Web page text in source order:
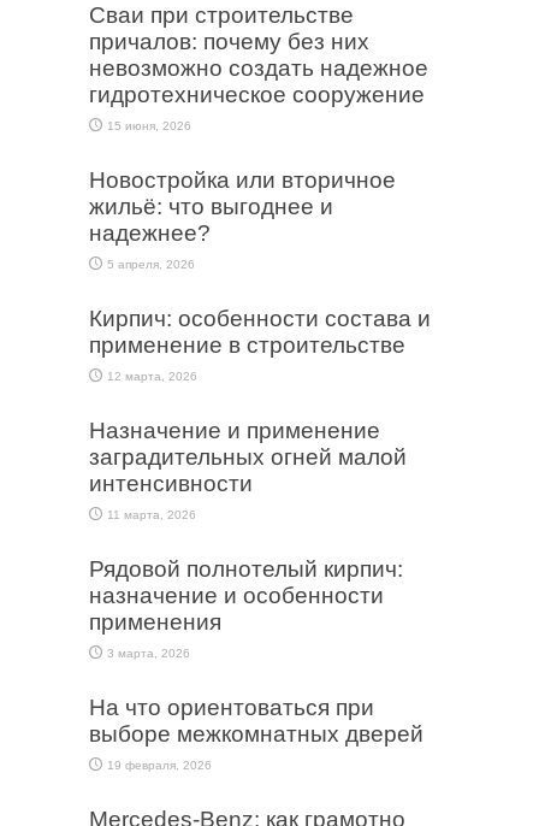
Сваи при строительстве
причалов: почему без них
невозможно создать надежное
гидротехническое сооружение
15 июня, 2026
Новостройка или вторичное
жильё: что выгоднее и
надежнее?
5 апреля, 2026
Кирпич: особенности состава и
применение в строительстве
12 марта, 2026
Назначение и применение
заградительных огней малой
интенсивности
11 марта, 2026
Рядовой полнотелый кирпич:
назначение и особенности
применения
3 марта, 2026
На что ориентоваться при
выборе межкомнатных дверей
19 февраля, 2026
Mercedes-Benz: как грамотно